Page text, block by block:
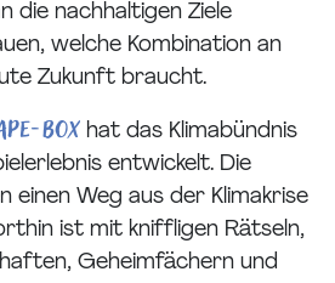
die nachhaltigen Ziele
welche Kombination an
Zukunft braucht.
Box hat das Klimabündnis
entwickelt. Die
einen Weg aus der Klimakrise
ist mit kniffligen Rätseln,
Geheimfächern und